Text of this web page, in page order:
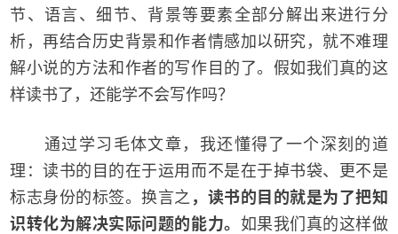
节、语言、细节、背景等要素全部分解出来进行分
析，再结合历史背景和作者情感加以研究，就不难理
解小说的方法和作者的写作目的了。假如我们真的这
样读书了，还能学不会写作吗？
通过学习毛体文章，我还懂得了一个深刻的道
理：读书的目的在于运用而不是在于掉书袋、更不是
标志身份的标签。换言之 ，读书的目的就是为了把知
识转化为解决实际问题的能力。 如果我们真的这样做